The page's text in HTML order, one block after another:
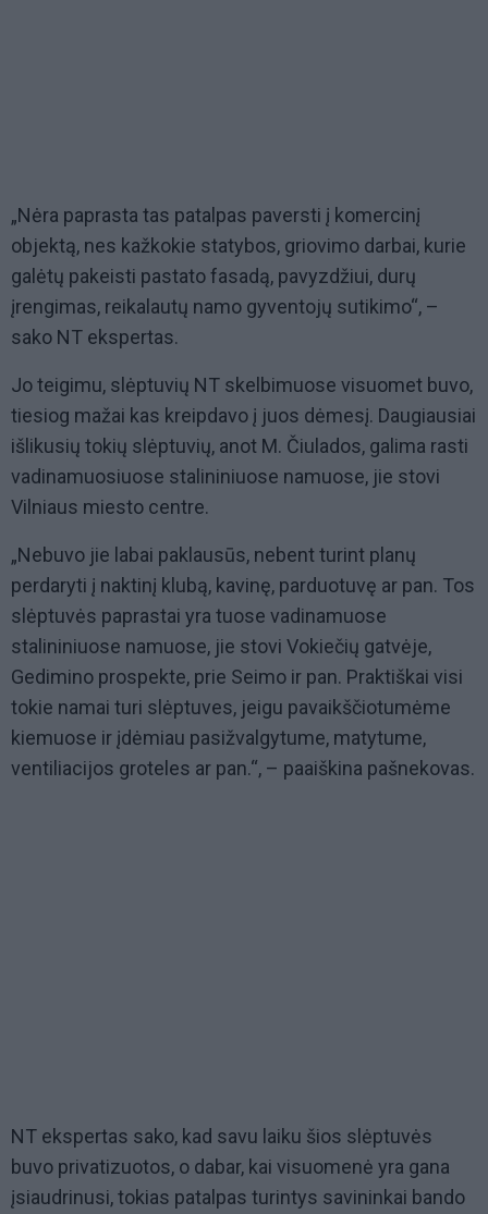
„Nėra paprasta tas patalpas paversti į komercinį
objektą, nes kažkokie statybos, griovimo darbai, kurie
galėtų pakeisti pastato fasadą, pavyzdžiui, durų
įrengimas, reikalautų namo gyventojų sutikimo“, –
sako NT ekspertas.
Jo teigimu, slėptuvių NT skelbimuose visuomet buvo,
tiesiog mažai kas kreipdavo į juos dėmesį. Daugiausiai
išlikusių tokių slėptuvių, anot M. Čiulados, galima rasti
vadinamuosiuose stalininiuose namuose, jie stovi
Vilniaus miesto centre.
„Nebuvo jie labai paklausūs, nebent turint planų
perdaryti į naktinį klubą, kavinę, parduotuvę ar pan. Tos
slėptuvės paprastai yra tuose vadinamuose
stalininiuose namuose, jie stovi Vokiečių gatvėje,
Gedimino prospekte, prie Seimo ir pan. Praktiškai visi
tokie namai turi slėptuves, jeigu pavaikščiotumėme
kiemuose ir įdėmiau pasižvalgytume, matytume,
ventiliacijos groteles ar pan.“, – paaiškina pašnekovas.
NT ekspertas sako, kad savu laiku šios slėptuvės
buvo privatizuotos, o dabar, kai visuomenė yra gana
įsiaudrinusi, tokias patalpas turintys savininkai bando